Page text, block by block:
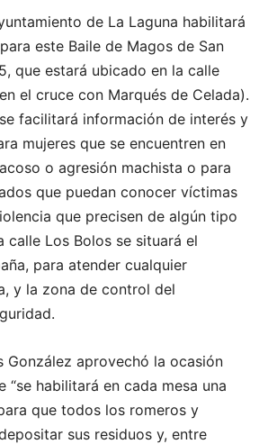
de La Laguna habilitará
este Baile de Magos de San
que estará ubicado en la calle
el cruce con Marqués de Celada).
facilitará información de interés y
mujeres que se encuentren en
o agresión machista o para
que puedan conocer víctimas
que precisen de algún tipo
calle Los Bolos se situará el
para atender cualquier
y la zona de control del
González aprovechó la ocasión
“se habilitará en cada mesa una
que todos los romeros y
sus residuos y, entre